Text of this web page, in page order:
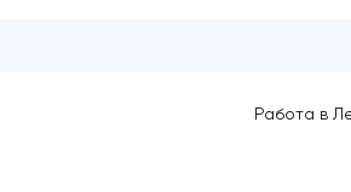
Работа в